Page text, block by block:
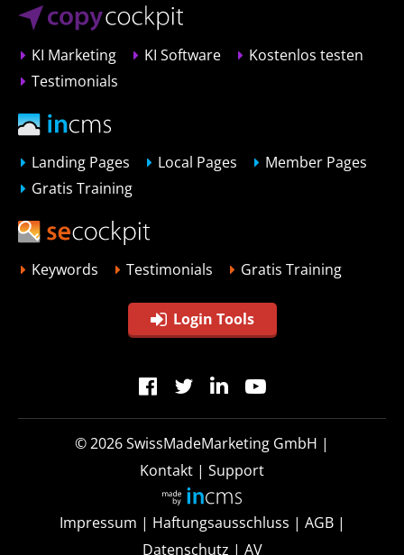
KI Marketing KI Software
Kostenlos testen
Testimonials
Landing Pages Local Pages
Member Pages
Gratis Training
Keywords Testimonials Gratis Training
Login Tools
© 2026SwissMadeMarketing GmbH |
Kontakt | Support
Impressum | Haftungsausschluss | AGB|
Datenschutz | AV